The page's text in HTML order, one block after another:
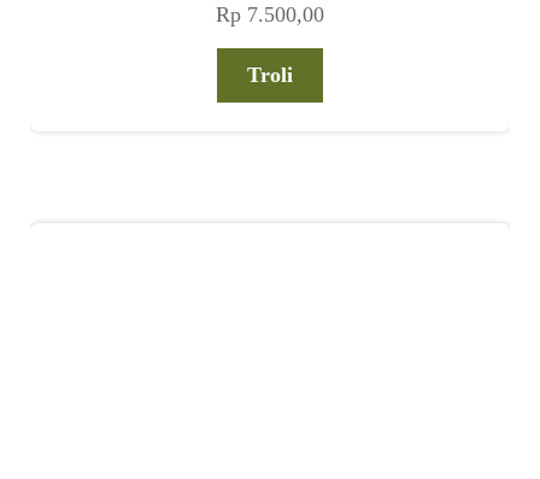
Rp 7.500,00
Troli